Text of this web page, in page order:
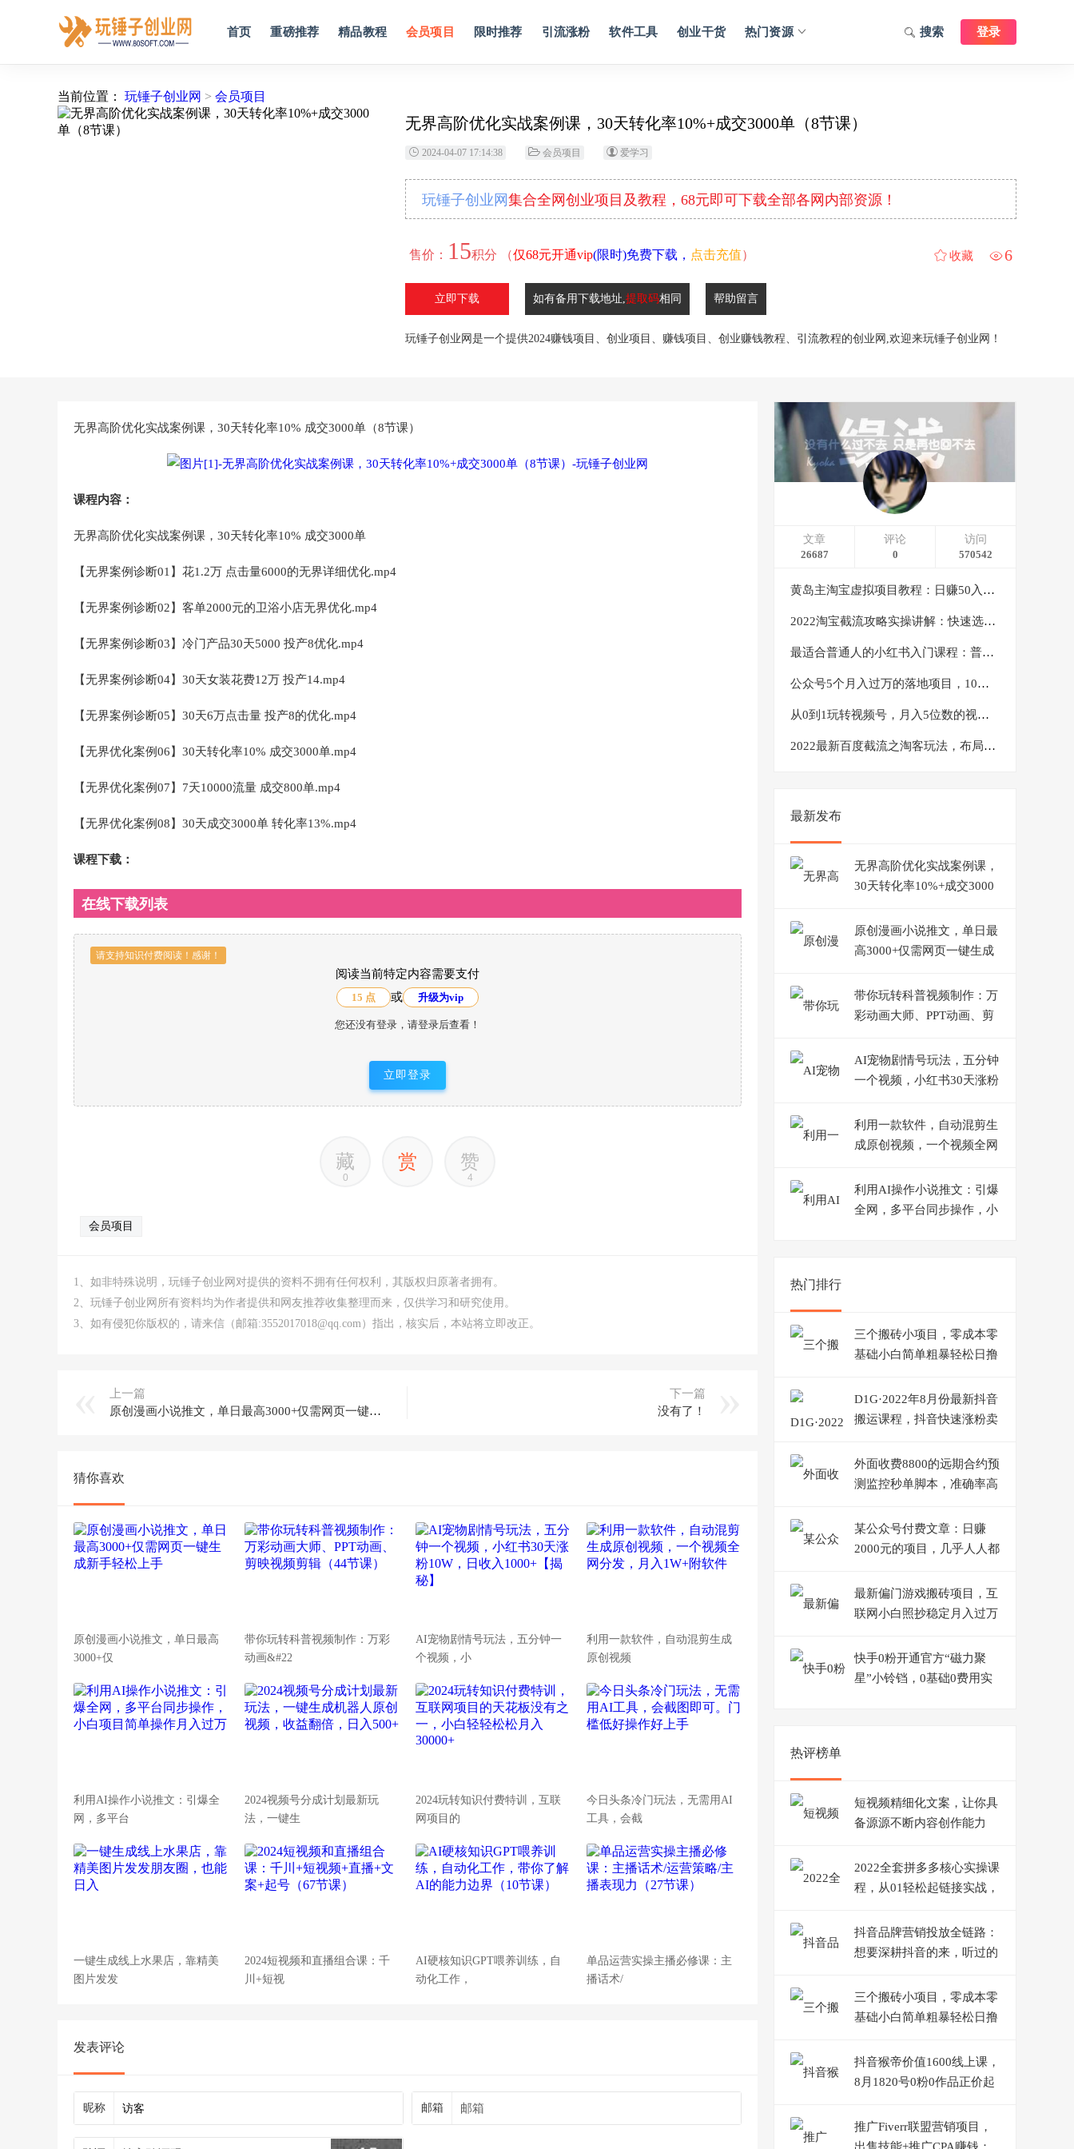
首页 重磅推荐 精品教程 会员项目 限时推荐 引流涨粉 软件工具 创业干货 热门资源 登录
搜索
当前位置： 玩锤子创业网 > 会员项目
无界高阶优化实战案例课，30天转化率10%+成交3000单（8节课）
2024-04-07 17:14:38 会员项目 爱学习
玩锤子创业网 集合全网创业项目及教程，68元即可下载全部各网内部资源！
售价： 15积分 （仅68元开通vip(限时)免费下载， 点击充值） 6
收藏
立即下载 如有备用下载地址,提取码相同 帮助留言
玩锤子创业网是一个提供2024赚钱项目、创业项目、赚钱项目、创业赚钱教程、引流教程的创业网,欢迎来玩锤子创业网！
无界高阶优化实战案例课，30天转化率10% 成交3000单（8节课）
课程内容：
无界高阶优化实战案例课，30天转化率10% 成交3000单
【无界案例诊断01】花1.2万 点击量6000的无界详细优化.mp4
【无界案例诊断02】客单2000元的卫浴小店无界优化.mp4
【无界案例诊断03】冷门产品30天5000 投产8优化.mp4
【无界案例诊断04】30天女装花费12万 投产14.mp4
【无界案例诊断05】30天6万点击量 投产8的优化.mp4
【无界优化案例06】30天转化率10% 成交3000单.mp4
【无界优化案例07】7天10000流量 成交800单.mp4
【无界优化案例08】30天成交3000单 转化率13%.mp4
课程下载：
在线下载列表
请支持知识付费阅读！感谢！
阅读当前特定内容需要支付
15 点 或 升级为vip
您还没有登录，请登录后查看！
立即登录
藏
0
赏 赞
4
会员项目
1、如非特殊说明，玩锤子创业网对提供的资料不拥有任何权利，其版权归原著者拥有。
2、玩锤子创业网所有资料均为作者提供和网友推荐收集整理而来，仅供学习和研究使用。
3、如有侵犯你版权的，请来信（邮箱:3552017018@qq.com）指出，核实后，本站将立即改正。
上一篇
原创漫画小说推文，单日最高3000+仅需网页一键生成新手轻松上手
下一篇
没有了！
猜你喜欢
原创漫画小说推文，单日最高
3000+仅
带你玩转科普视频制作：万彩
动画&#22
AI宠物剧情号玩法，五分钟一
个视频，小
利用一款软件，自动混剪生成
原创视频
利用AI操作小说推文：引爆全
网，多平台
2024视频号分成计划最新玩
法，一键生
2024玩转知识付费特训，互联
网项目的
今日头条冷门玩法，无需用AI
工具，会截
一键生成线上水果店，靠精美
图片发发
2024短视频和直播组合课：千
川+短视
AI硬核知识GPT喂养训练，自
动化工作，
单品运营实操主播必修课：主
播话术/
发表评论
昵称 邮箱
文章
26687
评论
0
访问
570542
黄岛主淘宝虚拟项目教程：日赚50入门基础班（两节课附配套资料）
2022淘宝截流攻略实操讲解：快速选品+直接复制+快速起店
最适合普通人的小红书入门课程：普通人如何通过做小红书年入50万
公众号5个月入过万的落地项目，10大获客渠道，实测涨粉21万
从0到1玩转视频号，月入5位数的视频号搬运项目，定位+选品+制作+变现全流程
2022最新百度截流之淘客玩法，布局流量一单利润可达300+【视频课程】
最新发布
无界高阶优化实战案例课，
30天转化率10%+成交3000
原创漫画小说推文，单日最
高3000+仅需网页一键生成
带你玩转科普视频制作：万
彩动画大师、PPT动画、剪
AI宠物剧情号玩法，五分钟
一个视频，小红书30天涨粉
秘】
利用一款软件，自动混剪生
成原创视频，一个视频全网
利用AI操作小说推文：引爆
全网，多平台同步操作，小
热门排行
三个搬砖小项目，零成本零
基础小白简单粗暴轻松日撸
D1G·2022年8月份最新抖音
搬运课程，抖音快速涨粉卖
可以操作
外面收费8800的远期合约预
测监控秒单脚本，准确率高
某公众号付费文章：日赚
2000元的项目，几乎人人都
最新偏门游戏搬砖项目，互
联网小白照抄稳定月入过万
快手0粉开通官方“磁力聚
星”小铃铛，0基础0费用实
热评榜单
短视频精细化文案，让你具
备源源不断内容创作能力
2022全套拼多多核心实操课
程，从01轻松起链接实战，
抖音品牌营销投放全链路：
想要深耕抖音的来，听过的
三个搬砖小项目，零成本零
基础小白简单粗暴轻松日撸
抖音猴帝价值1600线上课，
8月1820号0粉0作品正价起
推广Fiverr联盟营销项目，